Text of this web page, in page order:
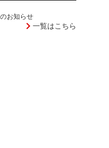
お知らせ
一覧はこちら